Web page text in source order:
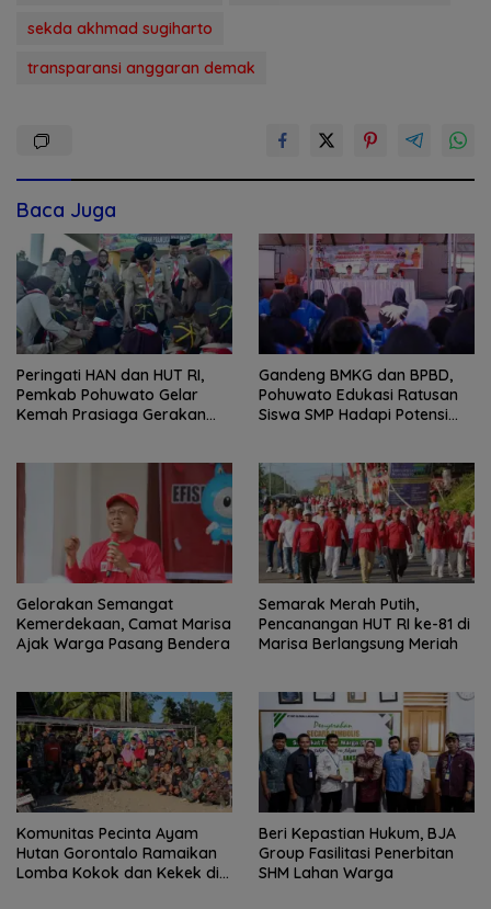
sekda akhmad sugiharto
transparansi anggaran demak
Baca Juga
Peringati HAN dan HUT RI,
Pemkab Pohuwato Gelar
Kemah Prasiaga Gerakan
Gandeng BMKG dan BPBD,
Pohuwato Edukasi Ratusan
Siswa SMP Hadapi Potensi
Gelorakan Semangat
Kemerdekaan, Camat Marisa
Ajak Warga Pasang Bendera
Semarak Merah Putih,
Pencanangan HUT RI ke-81 di
Marisa Berlangsung Meriah
Komunitas Pecinta Ayam
Hutan Gorontalo Ramaikan
Lomba Kokok dan Kekek di
Beri Kepastian Hukum, BJA
Group Fasilitasi Penerbitan
SHM Lahan Warga